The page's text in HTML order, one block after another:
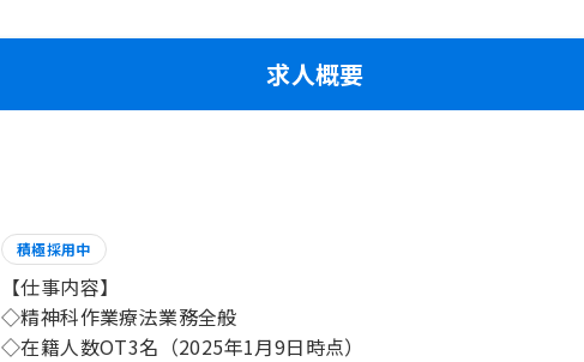
求人概要
積極採用中
【仕事内容】
◇精神科作業療法業務全般
◇在籍人数OT3名（2025年1月9日時点）